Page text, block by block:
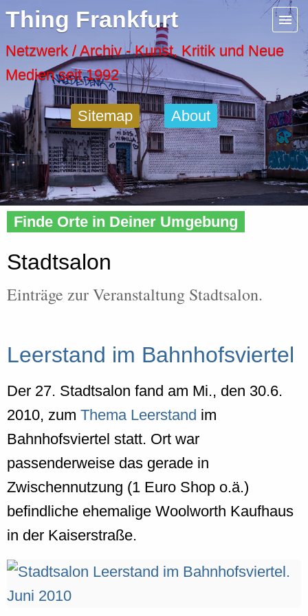
Thing Frankfurt
Netzwerk / Archiv - Kunst, Kritik und Neue
Medien seit 1992
Sitemap About
Home »Tags» Stadtsalon
Finde Orte in Deiner Umgebung
Stadtsalon
Einträge zur Veranstaltung Stadtsalon.
Leerstand im Bahnhofsviertel
Der 27. Stadtsalon fand am Mi., den 30.6.
2010, zum Thema Leerstand im
Bahnhofsviertel statt. Ort war
passenderweise das gerade in
Zwischennutzung (1 Euro Shop o.ä.)
befindliche ehemalige Woolworth Kaufhaus
in der Kaiserstraße.
Menu
Artspaces
Cool Places
Frankfurt Diary
Activity
Recent Posts